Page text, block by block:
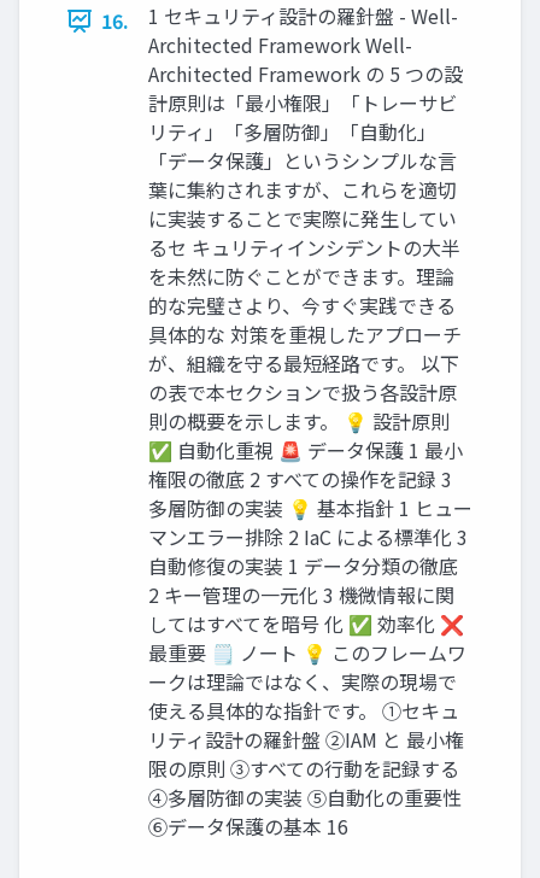
16.
1 セキュリティ設計の羅針盤 - Well-
Architected Framework Well-
Architected Framework の 5 つの設
計原則は「最小権限」「トレーサビ
リティ」「多層防御」「自動化」
「データ保護」というシンプルな言
葉に集約されますが、これらを適切
に実装することで実際に発生してい
るセ キュリティインシデントの大半
を未然に防ぐことができます。理論
的な完璧さより、今すぐ実践できる
具体的な 対策を重視したアプローチ
が、組織を守る最短経路です。 以下
の表で本セクションで扱う各設計原
則の概要を示します。 💡 設計原則
✅ 自動化重視 🚨 データ保護 1 最小
権限の徹底 2 すべての操作を記録 3
多層防御の実装 💡 基本指針 1 ヒュー
マンエラー排除 2 IaC による標準化 3
自動修復の実装 1 データ分類の徹底
2 キー管理の一元化 3 機微情報に関
してはすべてを暗号 化 ✅ 効率化 ❌
最重要 🗒️ ノート 💡 このフレームワ
ークは理論ではなく、実際の現場で
使える具体的な指針です。 ①セキュ
リティ設計の羅針盤 ②IAM と 最小権
限の原則 ③すべての行動を記録する
④多層防御の実装 ⑤自動化の重要性
⑥データ保護の基本 16